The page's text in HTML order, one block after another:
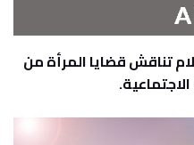
تناقش قضايا المرأة من